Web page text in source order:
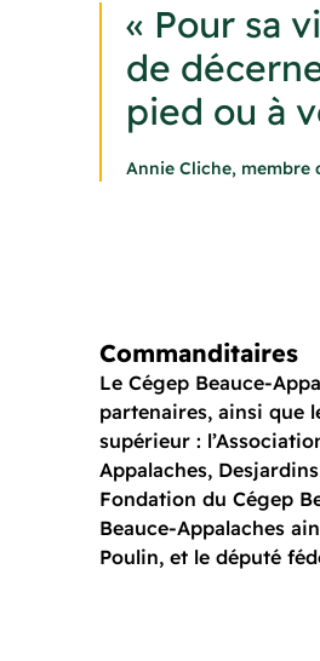
« Pour sa
de
pied ou à
Annie Cliche, membre
Commanditaires
Le Cégep Beauce-
partenaires, ainsi que
supérieur :
Appalaches,
Fondation du Cégep
Beauce-Appalaches
Poulin, et le député